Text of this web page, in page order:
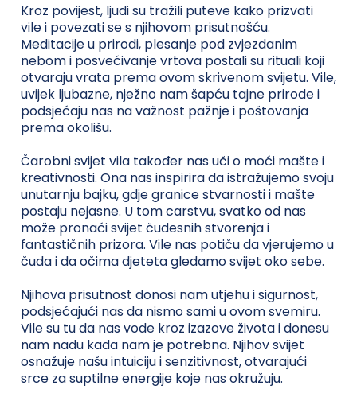
Kroz povijest, ljudi su tražili puteve kako prizvati
vile i povezati se s njihovom prisutnošću.
Meditacije u prirodi, plesanje pod zvjezdanim
nebom i posvećivanje vrtova postali su rituali koji
otvaraju vrata prema ovom skrivenom svijetu. Vile,
uvijek ljubazne, nježno nam šapću tajne prirode i
podsjećaju nas na važnost pažnje i poštovanja
prema okolišu.
Čarobni svijet vila također nas uči o moći mašte i
kreativnosti. Ona nas inspirira da istražujemo svoju
unutarnju bajku, gdje granice stvarnosti i mašte
postaju nejasne. U tom carstvu, svatko od nas
može pronaći svijet čudesnih stvorenja i
fantastičnih prizora. Vile nas potiču da vjerujemo u
čuda i da očima djeteta gledamo svijet oko sebe.
Njihova prisutnost donosi nam utjehu i sigurnost,
podsjećajući nas da nismo sami u ovom svemiru.
Vile su tu da nas vode kroz izazove života i donesu
nam nadu kada nam je potrebna. Njihov svijet
osnažuje našu intuiciju i senzitivnost, otvarajući
srce za suptilne energije koje nas okružuju.